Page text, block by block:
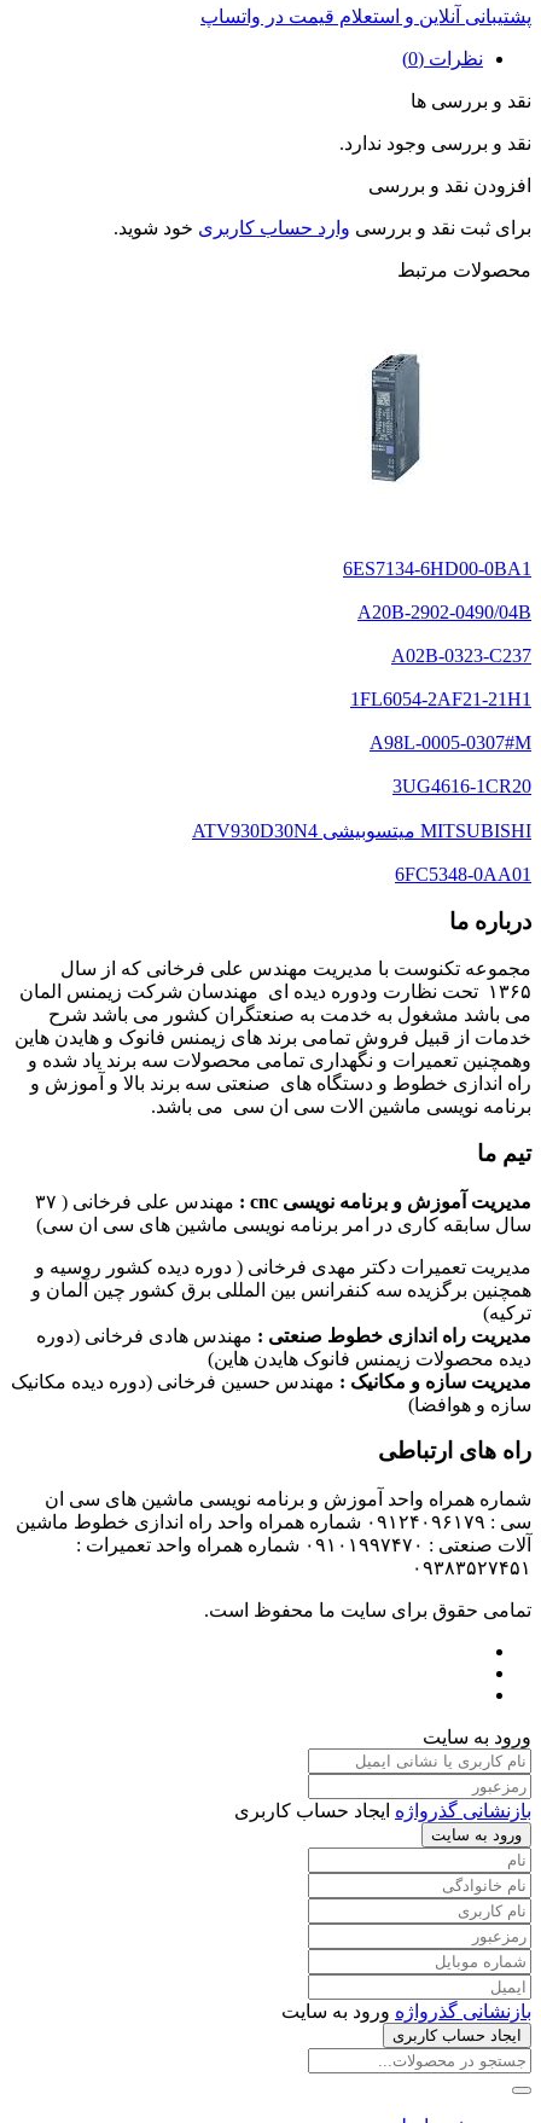
پشتیبانی آنلاین و استعلام قیمت در واتساپ
نظرات (0)
نقد و بررسی ها
نقد و بررسی وجود ندارد.
افزودن نقد و بررسی
برای ثبت نقد و بررسی وارد حساب کاربری خود شوید.
محصولات مرتبط
6ES7134-6HD00-0BA1
A20B-2902-0490/04B
A02B-0323-C237
1FL6054-2AF21-21H1
A98L-0005-0307#M
3UG4616-1CR20
MITSUBISHI میتسوبیشی ATV930D30N4
6FC5348-0AA01
درباره ما
مجموعه تکنوست با مدیریت مهندس علی فرخانی که از سال
۱۳۶۵ تحت نظارت ودوره دیده ای مهندسان شرکت زیمنس المان
می باشد مشغول به خدمت به صنعتگران کشور می باشد شرح
خدمات از قبیل فروش تمامی برند های زیمنس فانوک و هایدن هاین
وهمچنین تعمیرات و نگهداری تمامی محصولات سه برند یاد شده و
راه اندازی خطوط و دستگاه های صنعتی سه برند بالا و آموزش و
برنامه نویسی ماشین الات سی ان سی می باشد.
تیم ما
مدیریت آموزش و برنامه نویسی cnc :
مهندس علی فرخانی ( ۳۷
سال سابقه کاری در امر برنامه نویسی ماشین های سی ان سی)
مدیریت تعمیرات دکتر مهدی فرخانی ( دوره دیده کشور روسیه و
همچنین برگزیده سه کنفرانس بین المللی برق کشور چین آلمان و
ترکیه)
مدیریت راه اندازی خطوط صنعتی : مهندس هادی فرخانی (دوره
دیده محصولات زیمنس فانوک هایدن هاین)
مدیریت سازه و مکانیک : مهندس حسین فرخانی (دوره دیده مکانیک
سازه و هوافضا)
راه های ارتباطی
شماره همراه واحد آموزش و برنامه نویسی ماشین های سی ان
سی : ۰۹۱۲۴۰۹۶۱۷۹ شماره همراه واحد راه اندازی خطوط ماشین
آلات صنعتی : ۰۹۱۰۱۹۹۷۴۷۰ شماره همراه واحد تعمیرات :
۰۹۳۸۳۵۲۷۴۵۱
تمامی حقوق برای سایت ما محفوظ است.
ورود به سایت
بازنشانی گذرواژه ایجاد حساب کاربری
ورود به سایت
بازنشانی گذرواژه ورود به سایت
ایجاد حساب کاربری